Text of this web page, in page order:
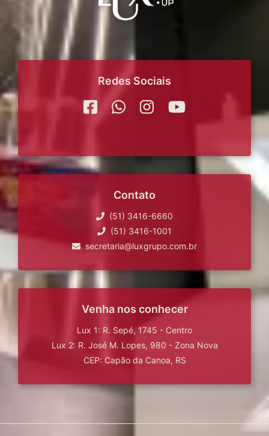
Redes Sociais
Contato
(51) 3416-6660
(51) 3416-1001
secretaria@luxgrupo.com.br
Venha nos conhecer
Lux 1: R. Sepé, 1745 - Centro
Lux 2: R. José M. Lopes, 980 - Zona Nova
CEP: Capão da Canoa, RS